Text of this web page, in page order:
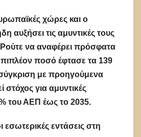
χώρες και ο
αυξήσει τις αμυντικές τους
να αναφέρει πρόσφατα
ποσό έφτασε τα 139
με προηγούμενα
στόχος για αμυντικές
του ΑΕΠ έως το 2035.
εσωτερικές εντάσεις στη